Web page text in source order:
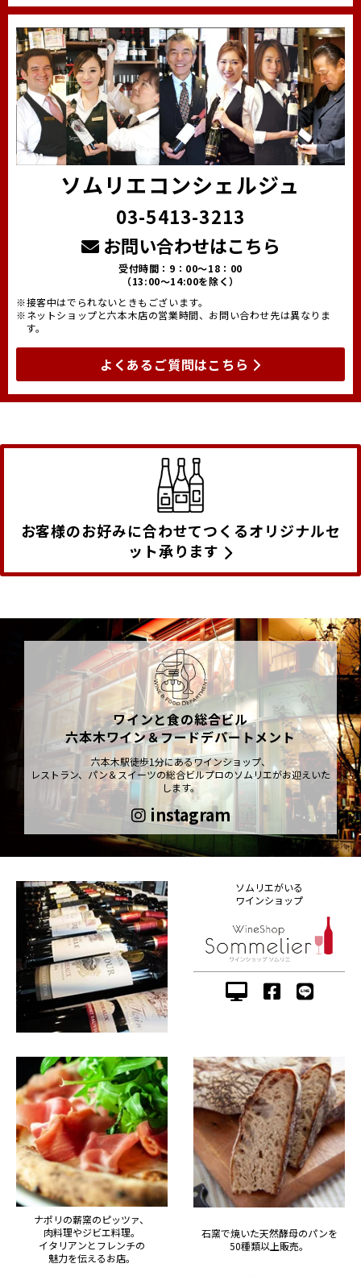
ソムリエコンシェルジュ
03-5413-3213
お問い合わせはこちら
受付時間：9：00～18：00
（13:00～14:00を除く）
※接客中はでられないときもございます。
※ネットショップと六本木店の営業時間、お問い合わせ先は異なりま
す。
よくあるご質問はこちら
お客様のお好みに合わせてつくるオリジナルセ
ット承ります
ワインと食の総合ビル
六本木ワイン＆フードデパートメント
六本木駅徒歩1分にあるワインショップ、
レストラン、パン＆スイーツの総合ビルプロのソムリエがお迎えいた
します。
instagram
ソムリエがいる
ワインショップ
ナポリの薪窯のピッツァ、
肉料理やジビエ料理。
イタリアンとフレンチの
魅力を伝えるお店。
石窯で焼いた天然酵母のパンを
50種類以上販売。